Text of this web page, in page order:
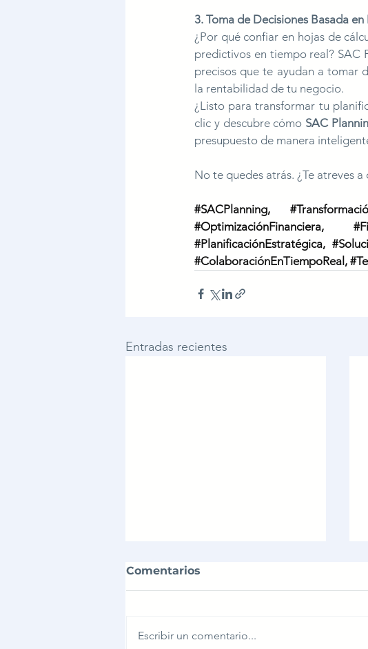
3. Toma de Decisiones Basada
¿Por qué confiar en hojas de
predictivos en tiempo real? SAC
precisos que te ayudan a tomar
la rentabilidad de tu negocio.
¿Listo para transformar tu
clic y descubre cómo SAC
presupuesto de manera
No te quedes atrás. ¿Te atreves
#SACPlanning,
#OptimizaciónFinanciera,
#PlanificaciónEstratégica,
#ColaboraciónEnTiempoReal ,
Entradas recientes
Comentarios
Escribir un comentario...